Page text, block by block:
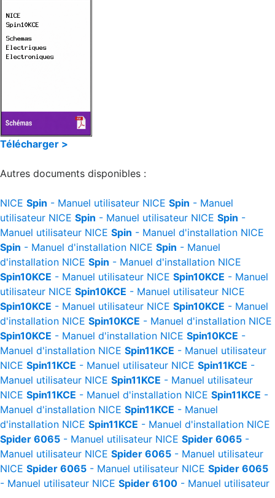
Télécharger >
Autres documents disponibles :
NICE Spin - Manuel utilisateur NICE Spin - Manuel
utilisateur NICE Spin - Manuel utilisateur NICE Spin -
Manuel utilisateur NICE Spin - Manuel d'installation NICE
Spin - Manuel d'installation NICE Spin - Manuel
d'installation NICE Spin - Manuel d'installation NICE
Spin10KCE - Manuel utilisateur NICE Spin10KCE - Manuel
utilisateur NICE Spin10KCE - Manuel utilisateur NICE
Spin10KCE - Manuel utilisateur NICE Spin10KCE - Manuel
d'installation NICE Spin10KCE - Manuel d'installation NICE
Spin10KCE - Manuel d'installation NICE Spin10KCE -
Manuel d'installation NICE Spin11KCE - Manuel utilisateur
NICE Spin11KCE - Manuel utilisateur NICE Spin11KCE -
Manuel utilisateur NICE Spin11KCE - Manuel utilisateur
NICE Spin11KCE - Manuel d'installation NICE Spin11KCE -
Manuel d'installation NICE Spin11KCE - Manuel
d'installation NICE Spin11KCE - Manuel d'installation NICE
Spider 6065 - Manuel utilisateur NICE Spider 6065 -
Manuel utilisateur NICE Spider 6065 - Manuel utilisateur
NICE Spider 6065 - Manuel utilisateur NICE Spider 6065
- Manuel utilisateur NICE Spider 6100 - Manuel utilisateur